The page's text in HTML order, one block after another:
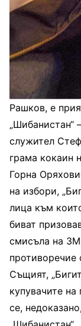
Рашков, е
„Шибанистан“ –
служител
грама кокаин
Горна
на избори,
лица към
биват
смисъла на
противоречие
Същият,
купувачите
се,